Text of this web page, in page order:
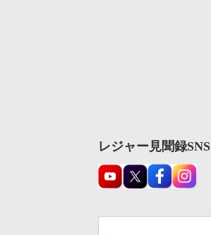
レジャー見聞録SNS